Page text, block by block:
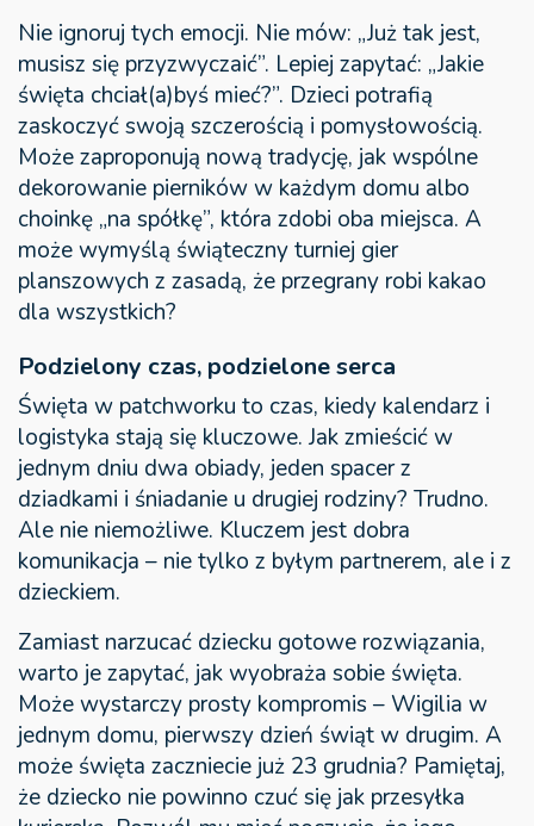
Nie ignoruj tych emocji. Nie mów: „Już tak jest,
musisz się przyzwyczaić”. Lepiej zapytać: „Jakie
święta chciał(a)byś mieć?”. Dzieci potrafią
zaskoczyć swoją szczerością i pomysłowością.
Może zaproponują nową tradycję, jak wspólne
dekorowanie pierników w każdym domu albo
choinkę „na spółkę”, która zdobi oba miejsca. A
może wymyślą świąteczny turniej gier
planszowych z zasadą, że przegrany robi kakao
dla wszystkich?
Podzielony czas, podzielone serca
Święta w patchworku to czas, kiedy kalendarz i
logistyka stają się kluczowe. Jak zmieścić w
jednym dniu dwa obiady, jeden spacer z
dziadkami i śniadanie u drugiej rodziny? Trudno.
Ale nie niemożliwe. Kluczem jest dobra
komunikacja – nie tylko z byłym partnerem, ale i z
dzieckiem.
Zamiast narzucać dziecku gotowe rozwiązania,
warto je zapytać, jak wyobraża sobie święta.
Może wystarczy prosty kompromis – Wigilia w
jednym domu, pierwszy dzień świąt w drugim. A
może święta zaczniecie już 23 grudnia? Pamiętaj,
że dziecko nie powinno czuć się jak przesyłka